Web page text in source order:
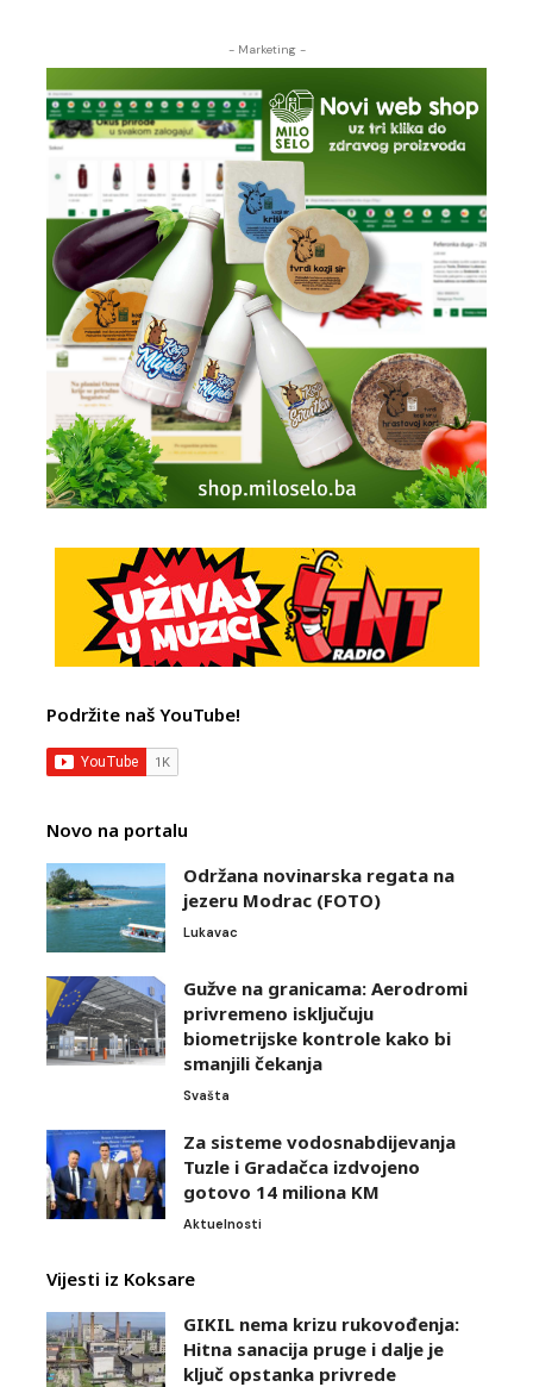
- Marketing -
Podržite naš YouTube!
Novo na portalu
Održana novinarska regata na
jezeru Modrac (FOTO)
Lukavac
Gužve na granicama: Aerodromi
privremeno isključuju
biometrijske kontrole kako bi
smanjili čekanja
Svašta
Za sisteme vodosnabdijevanja
Tuzle i Gradačca izdvojeno
gotovo 14 miliona KM
Aktuelnosti
Vijesti iz Koksare
GIKIL nema krizu rukovođenja:
Hitna sanacija pruge i dalje je
ključ opstanka privrede